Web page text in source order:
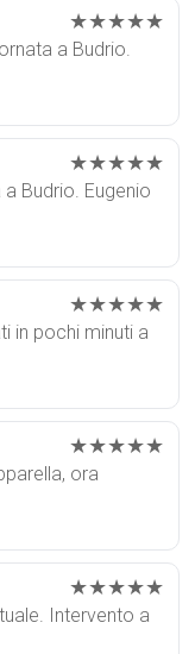
★★★★★
a Budrio.
★★★★★
Budrio. Eugenio
★★★★★
in pochi minuti a
★★★★★
ora
★★★★★
Intervento a